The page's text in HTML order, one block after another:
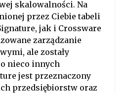
skalowalności. Na
przez Ciebie tabeli
jak i Crossware
zarządzanie
ale zostały
nieco innych
jest przeznaczony
przedsiębiorstw oraz